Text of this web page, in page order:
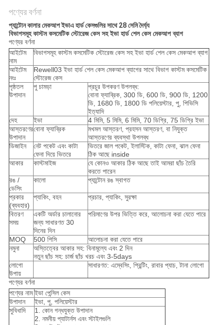
পণ্যের বর্ণনা
প্যান্টোন কালার মেকআপ ইভাএ হার্ড কেসগুলির সাথে 28 সেমি দৈর্ঘ্য
বিভাগসমূহ কাস্টম কসমেটিক স্টোরেজ কেস সহ ইভা হার্ড শেল কেস মেকআপ ব্যাগ
পণ্যের বর্ণনা
আইটেম
নাম
বিভাগসমূহ কাস্টম কসমেটিক স্টোরেজ কেস সহ ইভা হার্ড শেল কেস মেকআপ ব্যাগ
আইটেম
নংঃ
Rewell03 ইভা হার্ড শেল কেস মেকআপ ব্যাগের সাথে বিভাগ কাস্টম কসমেটিক
স্টোরেজ কেস
পৃষ্ঠতল
উপাদান
পু চামড়া
প্রচুর উপকরণ উপলব্ধ:
বোনা ফ্যাব্রিক, 300 ডি, 600 ডি, 900 ডি, 1200
ডি, 1680 ডি, 1800 ডি পলিয়েস্টার, পু, পিভিসি
ইত্যাদি
দেহ
ইভা
4 মিমি, 5 মিমি, 6 মিমি, 70 ডিগ্রি, 75 ডিগ্রি ইভা
আস্তরণের
উপাদান
বোনা ফ্যাব্রিক
মখমল আস্তরণ, প্রহসন আস্তরণ, বা নিযুক্ত
আস্তরণের ব্যবস্থা উপলব্ধ
ডিজাইন
নেট পকেট এবং কাটা
ফেনা দিয়ে ভিতরে
ভিতরে জাল পকেট, ইলাস্টিক, কাটা ফেনা, ঝাল ফেনা
ঠিক আছে inside
আকার
কাস্টমাইজ
যে কোনও আকার ঠিক আছে তাই আমরা ছাঁচ তৈরি
করতে পারেন
রঙ /
ডেসিং
কালো প্যান্টোন রঙ স্বাগত
প্রকার
(ব্যবহার)
প্যাকিং, বহন প্রচার, প্যাকিং, সুরক্ষা
বিতরণ
সময়
একটি অর্ডার চালানোর
জন্য সাধারণত 30
দিনের দিন
পরিমাণের উপর ভিত্তি করে, আলোচনা করা যেতে পারে
MOQ 500 পিসি
আলোচনা করা যেতে পারে
নমুনা
অস্তিত্বের আকার সহ: বিনামূল্যে এবং 2 দিন
নতুন ছাঁচ সহ: চার্জ ছাঁচ খরচ এবং 3-5days
লোগো
উপায়
সাধারণত: এম্বেসিং, প্রিন্টিং, রাবার প্যাচ, টানা লোগো
পণ্যের বর্ণনা
পণ্যের নাম ইভা পেন্সিল কেস
উপাদান
ইভা, পু, পলিয়েস্টার
সুবিধাদি
1. কোন গন্ধযুক্ত উপাদান
2. নমনীয় প্যাটার্নস এবং স্টাইলগুলি